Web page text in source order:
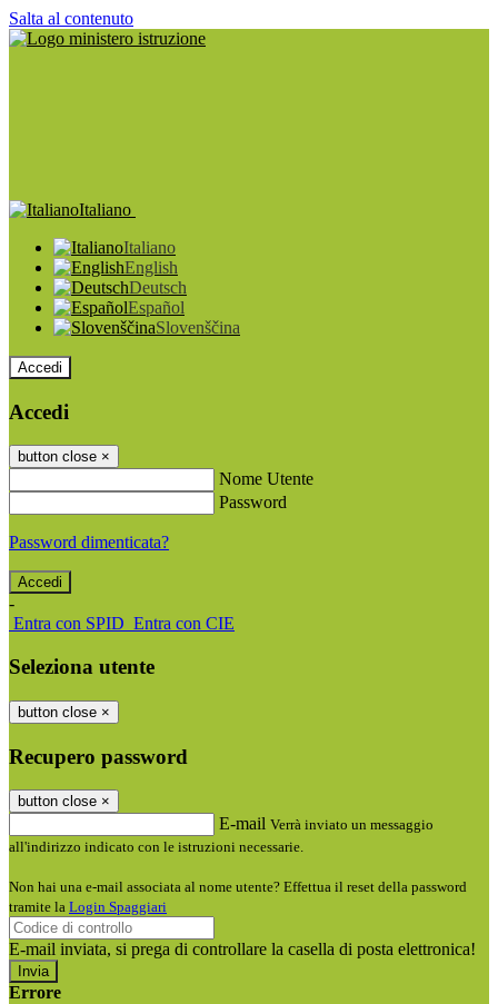
Salta al contenuto
Italiano
Italiano
English
Deutsch
Español
Slovenščina
Accedi
Accedi
button close ×
Nome Utente
Password
Password dimenticata?
-
Entra con SPID Entra con CIE
Seleziona utente
button close ×
Recupero password
button close ×
E-mail Verrà inviato un messaggio
all'indirizzo indicato con le istruzioni necessarie.
Non hai una e-mail associata al nome utente? Effettua il reset della password
tramite la Login Spaggiari
E-mail inviata, si prega di controllare la casella di posta elettronica!
Errore